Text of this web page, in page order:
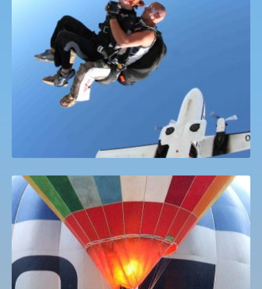
Ejtőernyős tandemugrás
Hőlégballon sétarepülés PhoenixHRE